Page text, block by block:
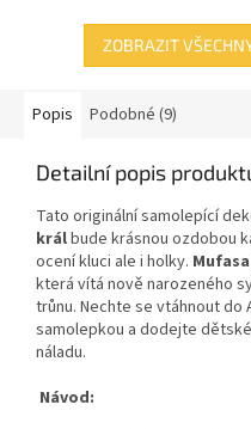
ZOBRAZIT
Popis Podobné (9)
Detailní popis
Tato originální samolepící
králbude krásnou ozdobou
ocení kluci ale i holky. Mufasa
která vítá nově narozeného
trůnu. Nechte se vtáhnout
samolepkou a dodejte
náladu.
Návod: